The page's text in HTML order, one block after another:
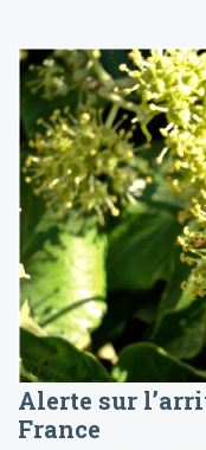
Alerte sur
France